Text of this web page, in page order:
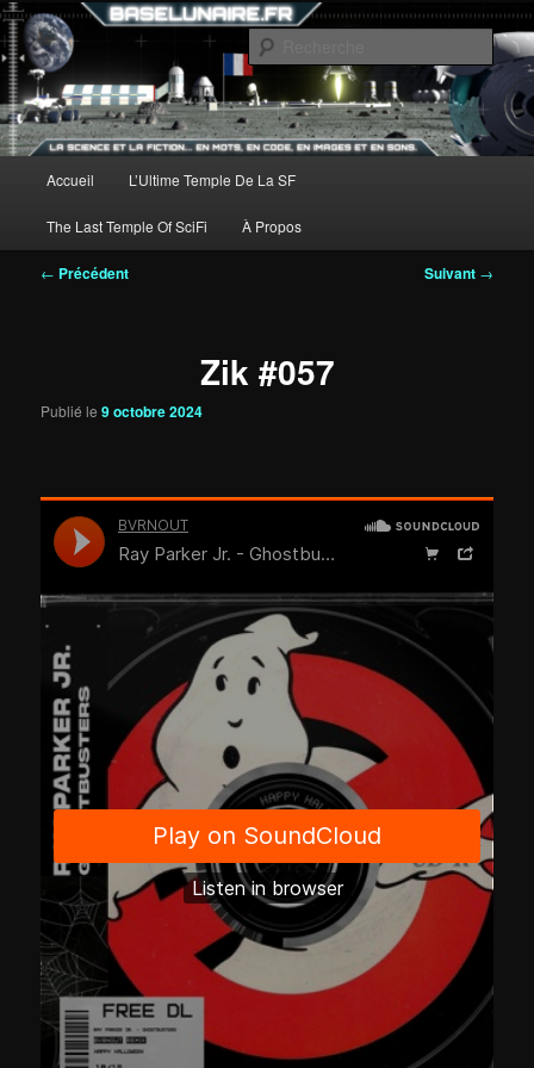
Aller
au
contenu
principal
principal
Accueil L’Ultime Temple De La SF
The Last Temple Of SciFi À Propos
Navigation
← Précédent Suivant →
Zik #057
Publié le9 octobre 2024